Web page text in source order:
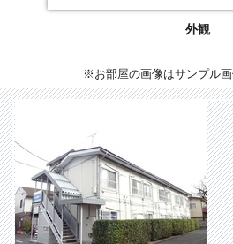
外観
※お部屋の画像はサンプル画